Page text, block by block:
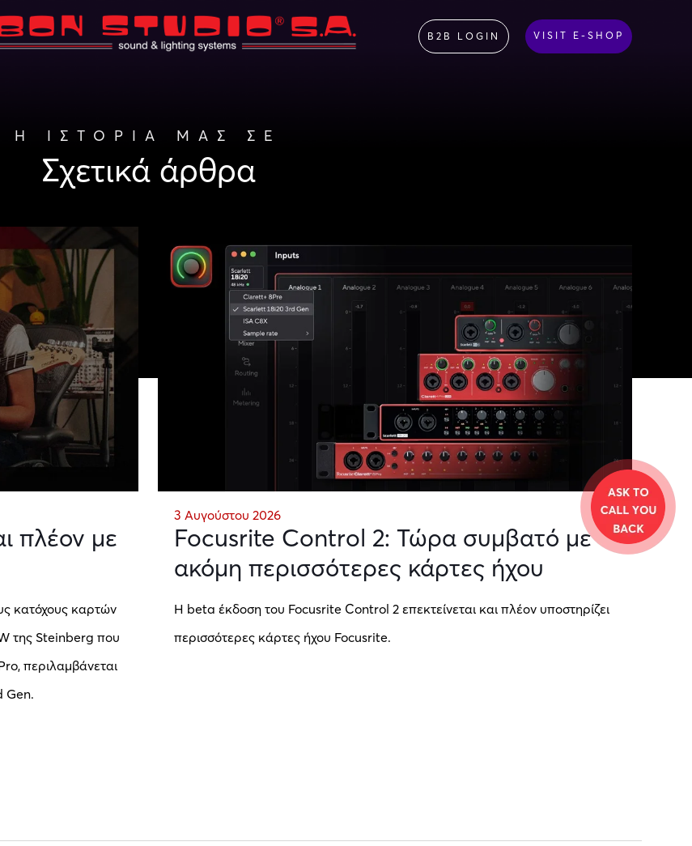
B2B LOGIN VISIT E-SHOP
Η ΙΣΤΟΡΙΑ ΜΑΣ ΣΕ
Σχετικά άρθρα
πλέον με
κατόχους καρτών
της Steinberg που
περιλαμβάνεται
Gen.
3 Αυγούστου 2026
Focusrite Control 2: Τώρα συμβατό με
ακόμη περισσότερες κάρτες ήχου
Η beta έκδοση του Focusrite Control 2 επεκτείνεται και πλέον υποστηρίζει
περισσότερες κάρτες ήχου Focusrite.